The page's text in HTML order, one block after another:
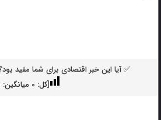
✅ آیا این خبر اقتصادی برای شما مفید
[کل: 0میانگین: